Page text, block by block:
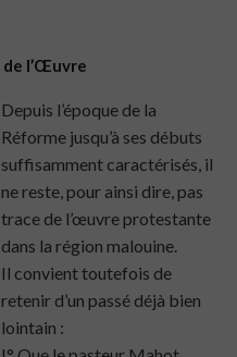
de l’Œuvre
Depuis l’époque de la
Réforme jusqu’à ses débuts
suffisamment caractérisés, il
ne reste, pour ainsi dire, pas
trace de l’œuvre protestante
dans la région malouine.
Il convient toutefois de
retenir d’un passé déjà bien
lointain :